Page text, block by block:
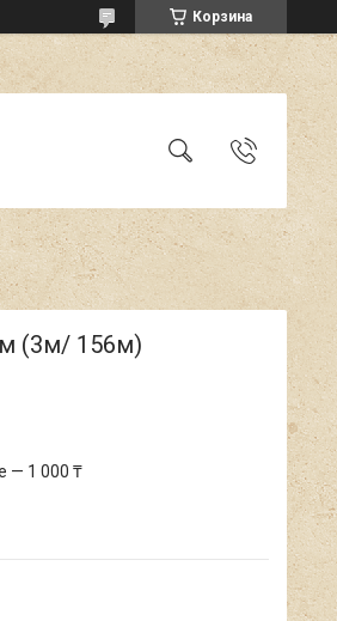
Корзина
(3м/ 156м)
— 1 000 ₸